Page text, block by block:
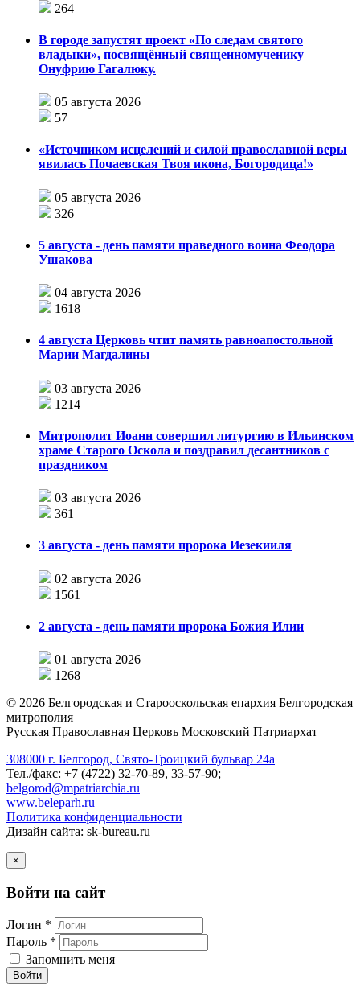
264
В городе запустят проект «По следам святого
владыки», посвящённый священномученику
Онуфрию Гагалюку.
05 августа 2026
57
«Источником исцелений и силой православной веры
явилась Почаевская Твоя икона, Богородица!»
05 августа 2026
326
5 августа - день памяти праведного воина Феодора
Ушакова
04 августа 2026
1618
4 августа Церковь чтит память равноапостольной
Марии Магдалины
03 августа 2026
1214
Митрополит Иоанн совершил литургию в Ильинском
храме Старого Оскола и поздравил десантников с
праздником
03 августа 2026
361
3 августа - день памяти пророка Иезекииля
02 августа 2026
1561
2 августа - день памяти пророка Божия Илии
01 августа 2026
1268
© 2026 Белгородская и Старооскольская епархия Белгородская
митрополия
Русская Православная Церковь Московский Патриархат
308000 г. Белгород, Свято-Троицкий бульвар 24а
Тел./факс: +7 (4722) 32-70-89, 33-57-90;
belgorod@mpatriarchia.ru
www.beleparh.ru
Политика конфиденциальности
Дизайн сайта: sk-bureau.ru
×
Войти на сайт
Логин *
Пароль *
Запомнить меня
Войти